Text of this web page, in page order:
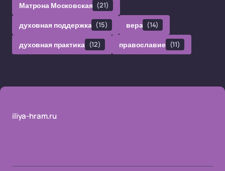
Матрона Московская (21)
духовная поддержка (15) вера (14)
духовная практика (12) православие (11)
iliya-hram.ru